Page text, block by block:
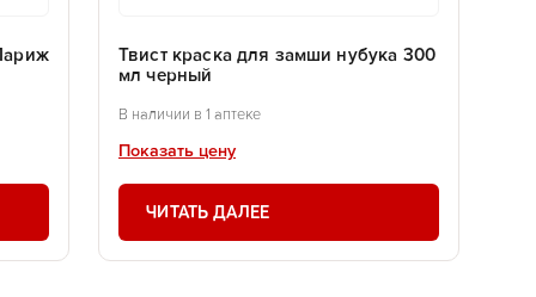
Твист краска для замши нубука 300
мл черный
В наличии в 1 аптеке
Показать цену
ЧИТАТЬ ДАЛЕЕ